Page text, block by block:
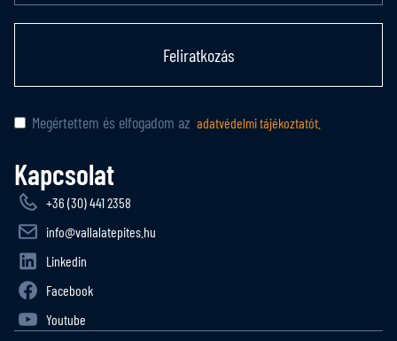
Feliratkozás
Megértettem és elfogadom az adatvédelmi tájékoztatót.
Kapcsolat
+36 (30) 441 2358
info@vallalatepites.hu
Linkedin
Facebook
Youtube